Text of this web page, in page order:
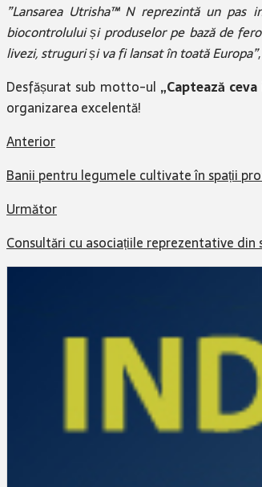
”Lansarea Utrisha™ N reprezintă un
biocontrolului și produselor pe bază de
livezi, struguri și va fi lansat în toată Europa”
Desfășurat sub motto-ul „Captează
organizarea excelentă!
Anterior
Banii pentru legumele cultivate în spații
Următor
Consultări cu asociațiile reprezentative